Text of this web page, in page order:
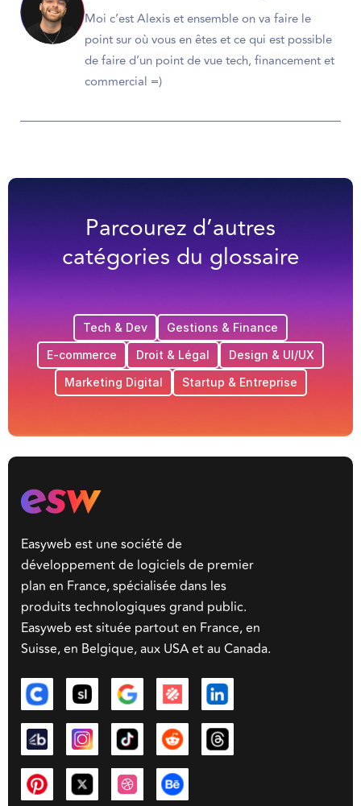
Moi c’est Alexis et ensemble on va faire le
point sur où vous en êtes et ce qui est possible
de faire d’un point de vue tech, financement et
commercial =)
Parcourez d’autres
catégories du glossaire
Tech & Dev
Gestions & Finance
E-commerce
Droit & Légal
Design & UI/UX
Marketing Digital
Startup & Entreprise
Easyweb est une société de
développement de logiciels de premier
plan en France, spécialisée dans les
produits technologiques grand public.
Easyweb est située partout en France, en
Suisse, en Belgique, aux USA et au Canada.